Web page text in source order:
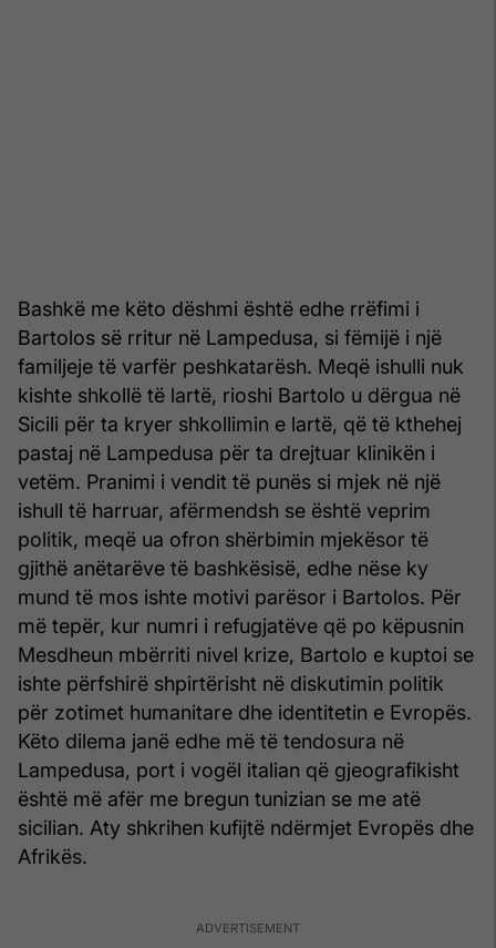
Bashkë me këto dëshmi është edhe rrëfimi i
Bartolos së rritur në Lampedusa, si fëmijë i një
familjeje të varfër peshkatarësh. Meqë ishulli nuk
kishte shkollë të lartë, rioshi Bartolo u dërgua në
Sicili për ta kryer shkollimin e lartë, që të kthehej
pastaj në Lampedusa për ta drejtuar klinikën i
vetëm. Pranimi i vendit të punës si mjek në një
ishull të harruar, afërmendsh se është veprim
politik, meqë ua ofron shërbimin mjekësor të
gjithë anëtarëve të bashkësisë, edhe nëse ky
mund të mos ishte motivi parësor i Bartolos. Për
më tepër, kur numri i refugjatëve që po këpusnin
Mesdheun mbërriti nivel krize, Bartolo e kuptoi se
ishte përfshirë shpirtërisht në diskutimin politik
për zotimet humanitare dhe identitetin e Evropës.
Këto dilema janë edhe më të tendosura në
Lampedusa, port i vogël italian që gjeografikisht
është më afër me bregun tunizian se me atë
sicilian. Aty shkrihen kufijtë ndërmjet Evropës dhe
Afrikës.